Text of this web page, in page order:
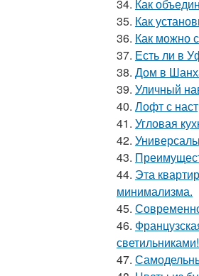
34. Как
35. Как
36. Как можно
37. Есть ли в
38. Дом в
39. Уличный
40. Лофт с
41. Угловая
42.
43.
44. Эта
минимализма.
45.
46.
светильниками!
47.